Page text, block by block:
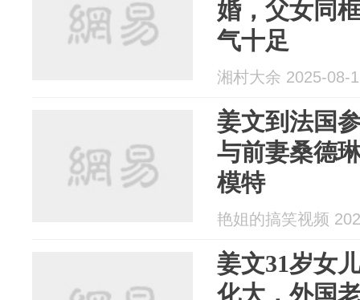
婚，父女同
气十足
湘村大余 2025-08-
姜文到法国
与前妻桑德
模特
艳姐的搞笑视频
姜文31岁女
化大，外国